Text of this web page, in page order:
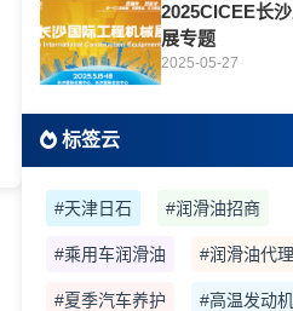
2025CICEE长
展专题
2025-05-27
标签云
#天津日石 #润滑油招商
#乘用车润滑油 #润滑油代理
#夏季汽车养护 #高温发动